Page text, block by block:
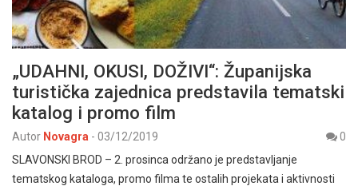
„UDAHNI, OKUSI, DOŽIVI“: Županijska
turistička zajednica predstavila tematski
katalog i promo film
Autor Novagra - 03/12/2019
0
SLAVONSKI BROD – 2. prosinca održano je predstavljanje
tematskog kataloga, promo filma te ostalih projekata i aktivnosti